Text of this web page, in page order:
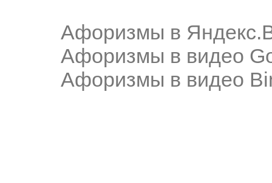
Афоризмы в
Афоризмы в видео
Афоризмы в видео